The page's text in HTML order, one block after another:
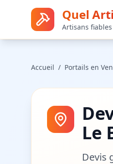
Quel
Artisans
Accueil / Portails en
Le
Devis